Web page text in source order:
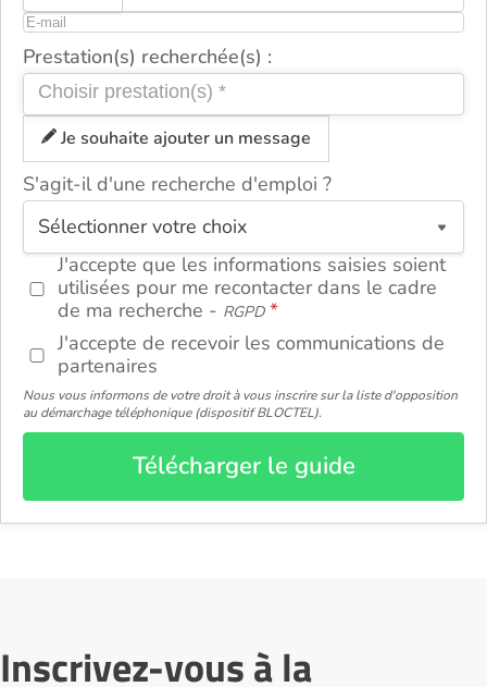
Prestation(s) recherchée(s) :
Je souhaite ajouter un message
S'agit-il d'une recherche d'emploi ?
J'accepte que les informations saisies soient
utilisées pour me recontacter dans le cadre
de ma recherche - RGPD
J'accepte de recevoir les communications de
partenaires
Nous vous informons de votre droit à vous inscrire sur la liste d'opposition
au démarchage téléphonique (dispositif BLOCTEL).
Télécharger le guide
ou
Inscrivez-vous à la